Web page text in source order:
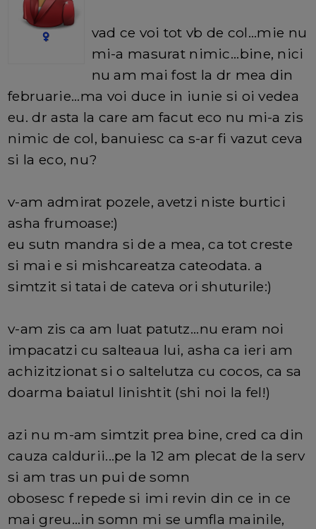
vad ce voi tot vb de col...mie nu
mi-a masurat nimic...bine, nici
nu am mai fost la dr mea din
februarie...ma voi duce in iunie si oi vedea
eu. dr asta la care am facut eco nu mi-a zis
nimic de col, banuiesc ca s-ar fi vazut ceva
si la eco, nu?
v-am admirat pozele, avetzi niste burtici
asha frumoase:)
eu sutn mandra si de a mea, ca tot creste
si mai e si mishcareatza cateodata. a
simtzit si tatai de cateva ori shuturile:)
v-am zis ca am luat patutz...nu eram noi
impacatzi cu salteaua lui, asha ca ieri am
achizitzionat si o saltelutza cu cocos, ca sa
doarma baiatul linishtit (shi noi la fel!)
azi nu m-am simtzit prea bine, cred ca din
cauza caldurii...pe la 12 am plecat de la serv
si am tras un pui de somn
obosesc f repede si imi revin din ce in ce
mai greu...in somn mi se umfla mainile,